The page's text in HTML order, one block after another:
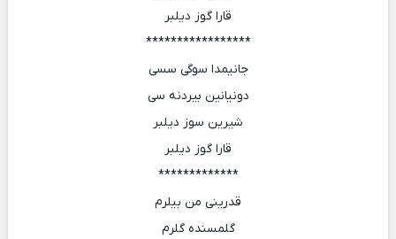
قارا گوز دیلبر
*****************
جانیمدا سوگی سسی
دونیانین بیردنه سی
شیرین سوز دیلبر
قارا گوز دیلبر
*************
قدرینی من بیلرم
گلمسنده گلرم